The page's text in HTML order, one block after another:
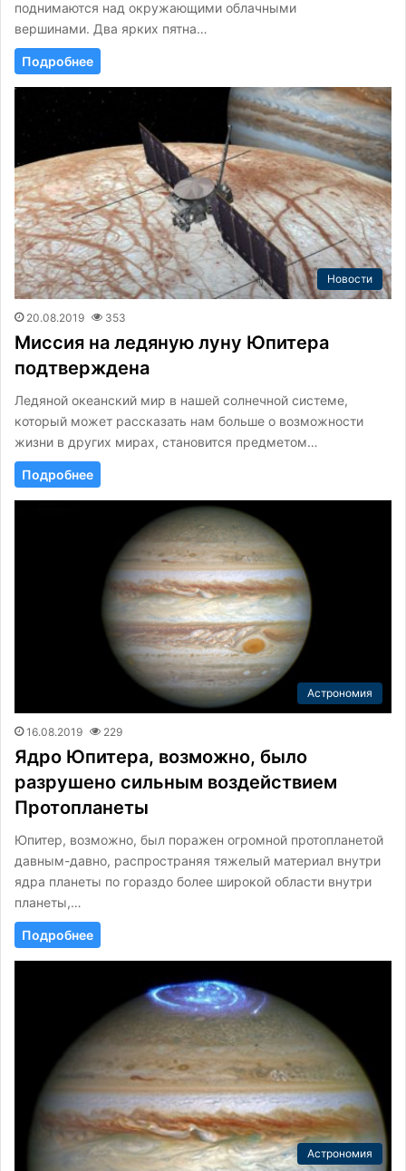
поднимаются над окружающими облачными
вершинами. Два ярких пятна…
Подробнее
Новости
20.08.2019 353
Миссия на ледяную луну Юпитера
подтверждена
Ледяной океанский мир в нашей солнечной системе,
который может рассказать нам больше о возможности
жизни в других мирах, становится предметом…
Подробнее
Астрономия
16.08.2019 229
Ядро Юпитера, возможно, было
разрушено сильным воздействием
Протопланеты
Юпитер, возможно, был поражен огромной протопланетой
давным-давно, распространяя тяжелый материал внутри
ядра планеты по гораздо более широкой области внутри
планеты,…
Подробнее
Астрономия